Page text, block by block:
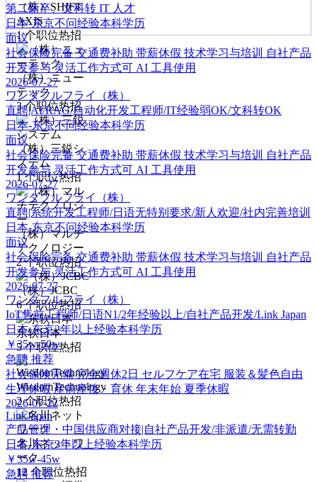
（株）SHIFT
AXIS
1个职位热招
（株）ニュー
テック
3个职位热招
（株）三鋭シ
ステム
1个职位热招
（株）マルチ
テクノロジー
2个职位热招
（株）JCBC
6个职位热招
东软日本
5个职位热招
WisdomTechnology
2个职位热招
名川ネットワ
ーク
12个职位热招
第二新卒、文科转 IT 人才
日本-东京不问经验本科学历
面议
社会保险完备 交通费补助 带薪休假 技术学习与培训
自社产品
开发参与 灵活工作方式可 AI 工具使用
2026-07-27
ワンダフルフライ（株）
直聘|AI/RAG/自动化开发工程师/IT经验弱OK/文科转OK
日本-东京不问经验本科学历
面议
社会保险完备 交通费补助 带薪休假 技术学习与培训
自社产品
开发参与 灵活工作方式可 AI 工具使用
2026-07-27
ワンダフルフライ（株）
直聘|系统开发工程师/日语无特别要求/新人欢迎/社内完善培训
日本-东京不问经验本科学历
面议
社会保险完备 交通费补助 带薪休假 技术学习与培训
自社产品
开发参与 灵活工作方式可 AI 工具使用
2026-07-27
ワンダフルフライ（株）
IoT售前工程师/日语N1/2年经验以上/自社产品开发/Link Japan
日本-东京2年以上经验本科学历
￥35w-50w
急聘 推荐
社会保険完備 完全週休2日 セルフケア在宅 服装＆髪色自由
生理休暇 産前産後・育休 年末年始 夏季休暇
2026-07-22
LinkJapan
产品管理・中国供应商对接|自社产品开发/非派遣/无需转勤
日本-东京3年以上经验本科学历
￥35w-45w
急聘 推荐